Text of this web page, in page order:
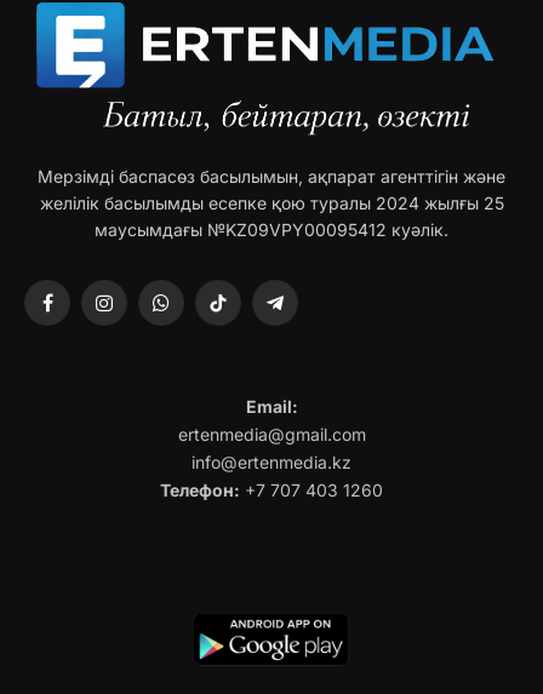
Мерзімді баспасөз басылымын, ақпарат агенттігін және
желілік басылымды есепке қою туралы 2024 жылғы 25
маусымдағы №KZ09VPY00095412 куәлік.
FacebookInstagramWhatsAppTikTok Telegram
Email:
ertenmedia@gmail.com
info@ertenmedia.kz
Телефон: +7 707 403 1260